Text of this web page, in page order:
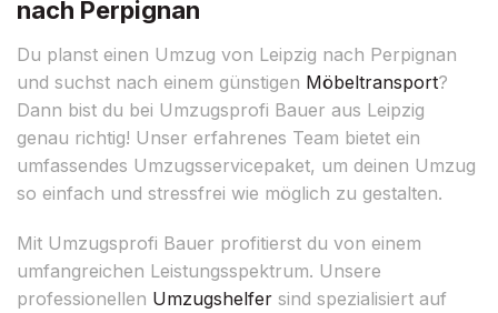
nach Perpignan
Du planst einen Umzug von Leipzig nach Perpignan
und suchst nach einem günstigen Möbeltransport?
Dann bist du bei Umzugsprofi Bauer aus Leipzig
genau richtig! Unser erfahrenes Team bietet ein
umfassendes Umzugsservicepaket, um deinen Umzug
so einfach und stressfrei wie möglich zu gestalten.
Mit Umzugsprofi Bauer profitierst du von einem
umfangreichen Leistungsspektrum. Unsere
professionellen Umzugshelfer sind spezialisiert auf